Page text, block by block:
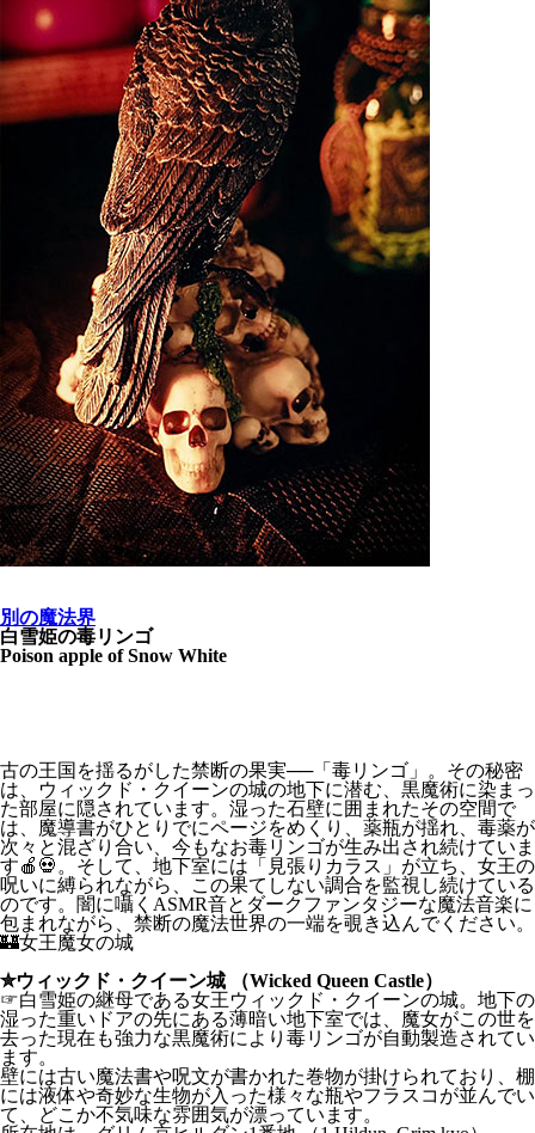
別の魔法界
白雪姫の毒リンゴ
Poison apple of Snow White
古の王国を揺るがした禁断の果実──「毒リンゴ」。その秘密
は、ウィックド・クイーンの城の地下に潜む、黒魔術に染まっ
た部屋に隠されています。湿った石壁に囲まれたその空間で
は、魔導書がひとりでにページをめくり、薬瓶が揺れ、毒薬が
次々と混ざり合い、今もなお毒リンゴが生み出され続けていま
す🍎💀。そして、地下室には「見張りカラス」が立ち、女王の
呪いに縛られながら、この果てしない調合を監視し続けている
のです。闇に囁くASMR音とダークファンタジーな魔法音楽に
包まれながら、禁断の魔法世界の一端を覗き込んでください。
🏰女王魔女の城
✮ウィックド・クイーン城 （Wicked Queen Castle）
☞白雪姫の継母である女王ウィックド・クイーンの城。地下の
湿った重いドアの先にある薄暗い地下室では、魔女がこの世を
去った現在も強力な黒魔術により毒リンゴが自動製造されてい
ます。
壁には古い魔法書や呪文が書かれた巻物が掛けられており、棚
には液体や奇妙な生物が入った様々な瓶やフラスコが並んでい
て、どこか不気味な雰囲気が漂っています。